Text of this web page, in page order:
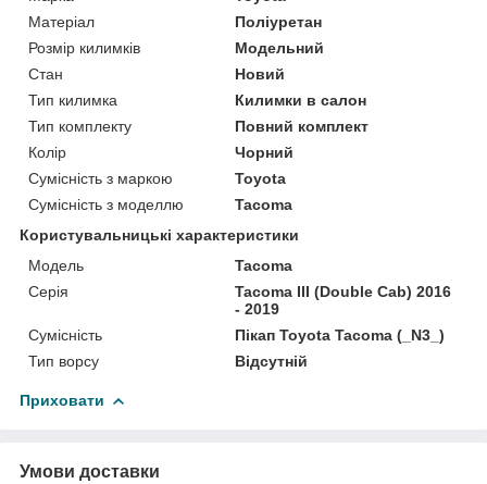
Матеріал
Поліуретан
Розмір килимків
Модельний
Стан
Новий
Тип килимка
Килимки в салон
Тип комплекту
Повний комплект
Колір
Чорний
Сумісність з маркою
Toyota
Сумісність з моделлю
Tacoma
Користувальницькі характеристики
Мoдель
Tacoma
Серія
Tacoma III (Double Cab) 2016
- 2019
Сумісність
Пікап Toyota Tacoma (_N3_)
Тип ворсу
Відсутній
Приховати
Умови доставки